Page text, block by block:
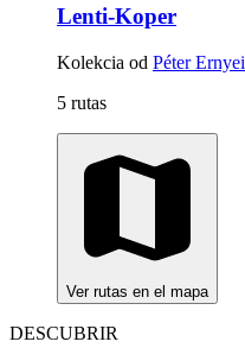
Lenti-Koper
Kolekcia od Péter Ernyei
5 rutas
Ver rutas en el mapa
DESCUBRIR